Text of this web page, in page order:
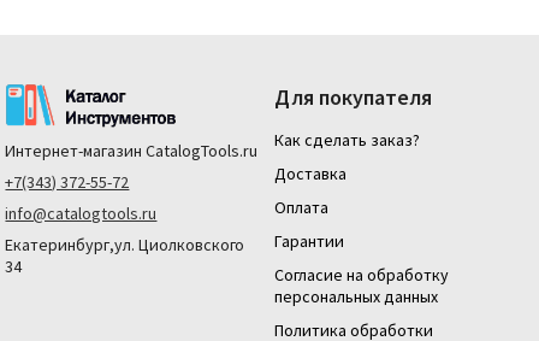
Интернет-магазин CatalogTools.ru
+7(343) 372-55-72
info@catalogtools.ru
Екатеринбург,ул. Циолковского
34
Для покупателя
Как сделать заказ?
Доставка
Оплата
Гарантии
Согласие на обработку
персональных данных
Политика обработки